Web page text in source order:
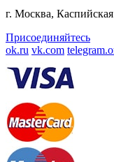
г. Москва,
Присоединяйтесь
ok.ru vk.com